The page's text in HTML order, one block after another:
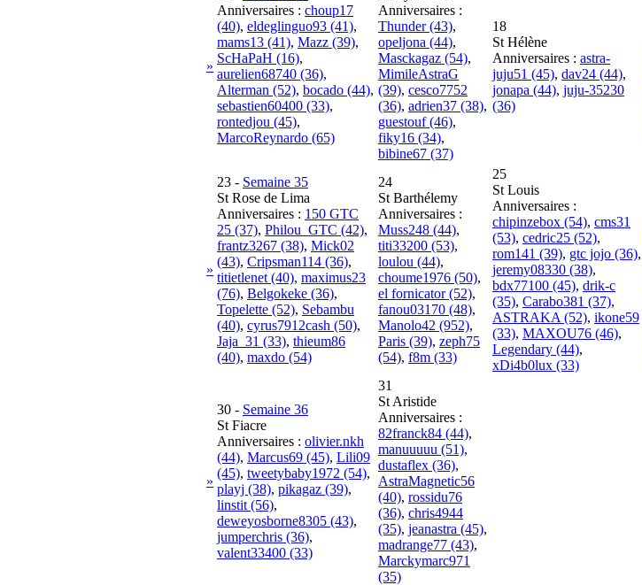
»
Anniversaires : choup17
(40), eldeglinguo93 (41),
mams13 (41), Mazz (39),
ScHaPaH (16),
aurelien68740 (36),
Alterman (52), bocado (44),
sebastien60400 (33),
rontedjou (45),
MarcoReynardo (65)
Anniversaires :
Thunder (43),
opeljona (44),
Masckagaz (54),
MimileAstraG
(39), cesco7752
(36), adrien37 (38),
guestouf (46),
fiky16 (34),
bibine67 (37)
18
St Hélène
Anniversaires : astra-
juju51 (45), dav24 (44),
jonapa (44), juju-35230
(36)
»
23 - Semaine 35
St Rose de Lima
Anniversaires : 150 GTC
25 (37), Philou_GTC (42),
frantz3267 (38), Mick02
(43), Cripsman114 (36),
titietlenet (40), maximus23
(76), Belgokeke (36),
Topelette (52), Sebambu
(40), cyrus7912cash (50),
Jaja_31 (33), thieum86
(40), maxdo (54)
24
St Barthélemy
Anniversaires :
Muss248 (44),
titi33200 (53),
loulou (44),
choume1976 (50),
el fornicator (52),
fanou03170 (48),
Manolo42 (952),
Paris (39), zeph75
(54), f8m (33)
25
St Louis
Anniversaires :
chipinzebox (54), cms31
(53), cedric25 (52),
rom141 (39), gtc jojo (36),
jeremy08330 (38),
bdx77100 (45), drik-c
(35), Carabo381 (37),
ASTRAKA (52), ikone59
(33), MAXOU76 (46),
Legendary (44),
xDi4b0lux (33)
»
30 - Semaine 36
St Fiacre
Anniversaires : olivier.nkh
(44), Marcus69 (45), Lili09
(45), tweetybaby1972 (54),
playj (38), pikagaz (39),
linstit (56),
deweyosborne8305 (43),
jumperchris (36),
valent33400 (33)
31
St Aristide
Anniversaires :
82franck84 (44),
manuuuuu (51),
dustaflex (36),
AstraMagnetic56
(40), rossidu76
(36), chris4944
(35), jeanastra (45),
madrange77 (43),
Marckymarc971
(35)